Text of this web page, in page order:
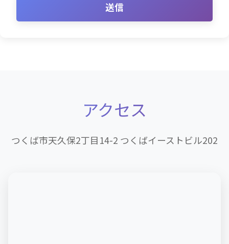
送信
アクセス
つくば市天久保2丁目14-2 つくばイーストビル202